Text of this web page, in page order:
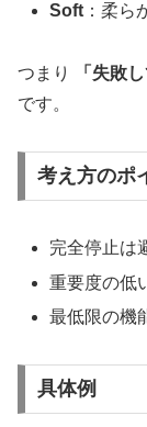
Soft ：柔ら
つまり 「失敗
です。
考え方のポ
完全停止は
重要度の低
最低限の機
具体例